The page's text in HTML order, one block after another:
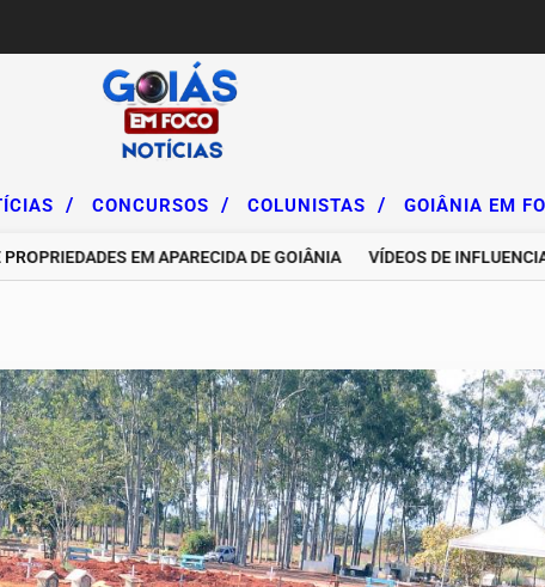
/ CONCURSOS / COLUNISTAS / GOIÂNIA EM
EM APARECIDA DE GOIÂNIA VÍDEOS DE